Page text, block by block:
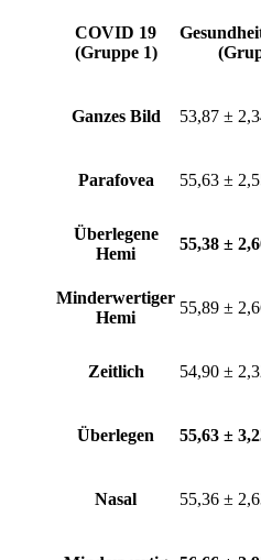
COVID 19
(Gruppe 1)
Ganzes Bild 53,87 ±
Parafovea 55,63 ±
Überlegene
Hemi
55,38 ±
Minderwertiger
Hemi
55,89 ±
Zeitlich 54,90 ±
Überlegen 55,63 ±
Nasal 55,36 ±